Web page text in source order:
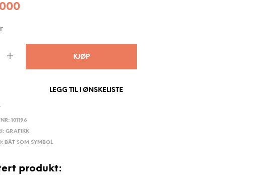
KJØP
LEGG TIL I ØNSKELISTE
101196
GRAFIKK
BÅT SOM SYMBOL
produkt: